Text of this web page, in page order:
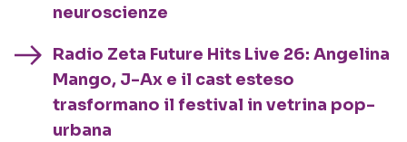
neuroscienze
Radio Zeta Future Hits Live 26: Angelina
Mango, J-Ax e il cast esteso
trasformano il festival in vetrina pop-
urbana